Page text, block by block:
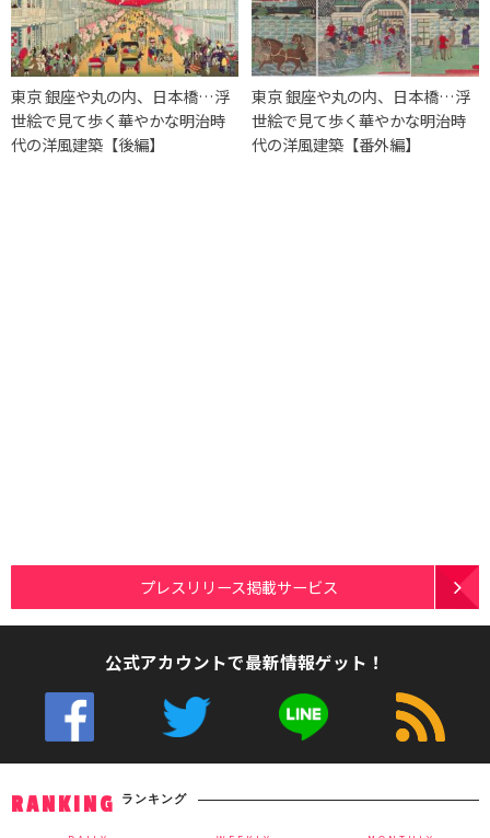
東京 銀座や丸の内、日本橋…浮
世絵で見て歩く華やかな明治時
代の洋風建築【後編】
東京 銀座や丸の内、日本橋…浮
世絵で見て歩く華やかな明治時
代の洋風建築【番外編】
プレスリリース掲載サービス
公式アカウントで最新情報ゲット！
RANKING ランキング